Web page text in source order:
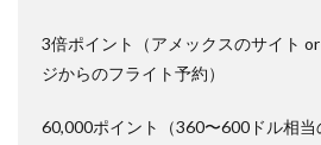
3倍ポイント（アメックスのサイト
ジからのフライト予約）
60,000ポイント（360〜600ドル相